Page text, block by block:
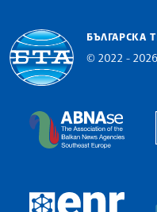
БЪЛГАРСКА
© 2022 -
The